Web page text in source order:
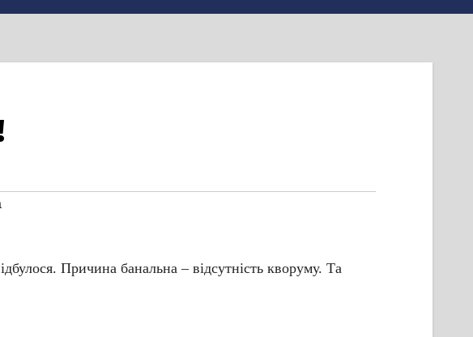
Причина банальна – відсутність кворуму. Та